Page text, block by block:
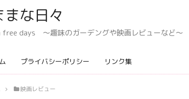
まな日々
free days 〜趣味のガーデングや映画レビューなど〜
プライバシーポリシー リンク集
映画レビュー